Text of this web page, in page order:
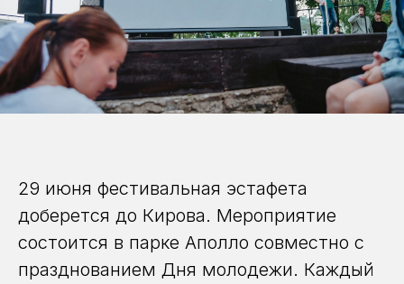
29 июня фестивальная эстафета
доберется до Кирова. Мероприятие
состоится в парке Аполло совместно с
празднованием Дня молодежи. Каждый